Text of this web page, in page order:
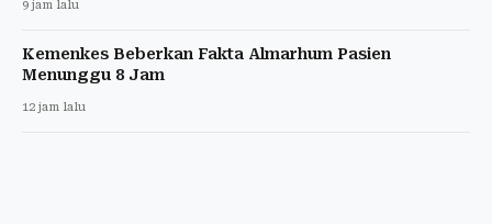
9 jam lalu
Kemenkes Beberkan Fakta Almarhum Pasien
Menunggu 8 Jam
12 jam lalu